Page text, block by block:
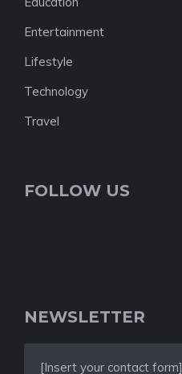
Entertainment
Lifestyle
Technology
Travel
FOLLOW US
NEWSLETTER
[Insert your contact form]